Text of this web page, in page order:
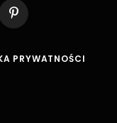
Pinterest
PRYWATNOŚCI